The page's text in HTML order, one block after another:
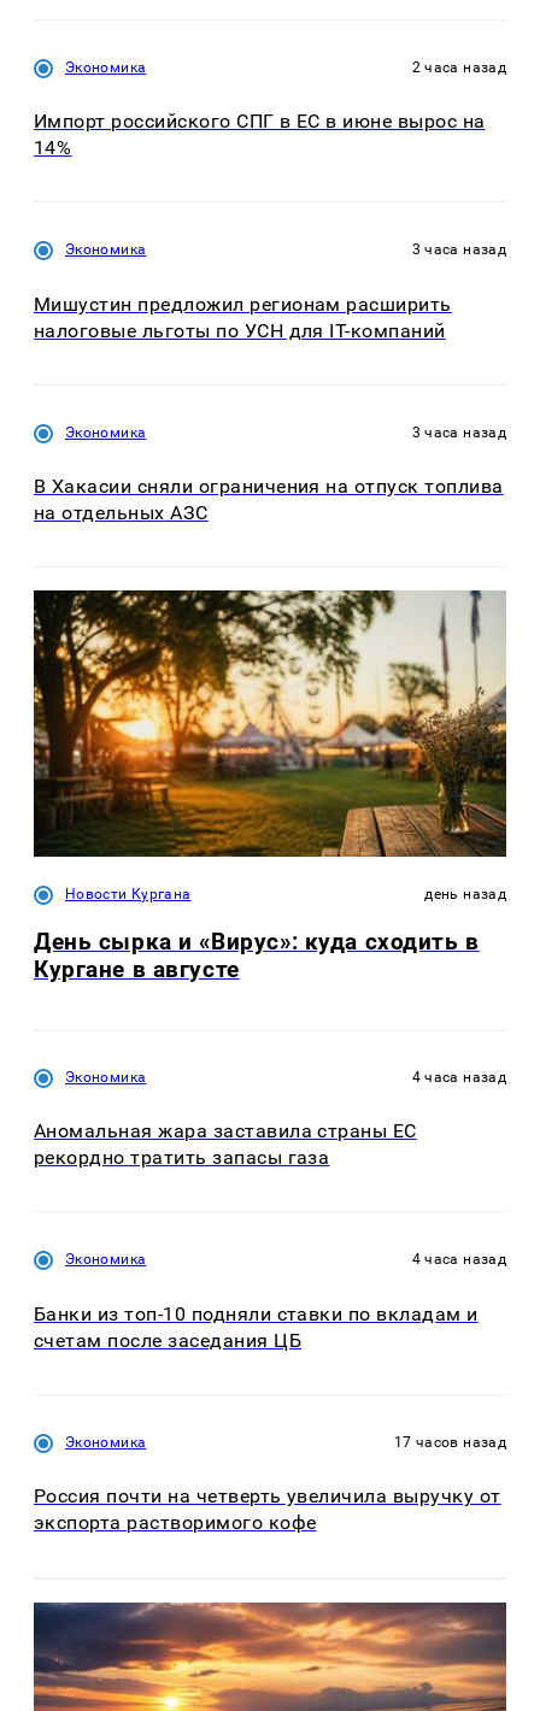
Экономика 2 часа назад
Импорт российского СПГ в ЕС в июне вырос на
14%
Экономика 3 часа назад
Мишустин предложил регионам расширить
налоговые льготы по УСН для IT-компаний
Экономика 3 часа назад
В Хакасии сняли ограничения на отпуск топлива
на отдельных АЗС
Новости Кургана день назад
День сырка и «Вирус»: куда сходить в
Кургане в августе
Экономика 4 часа назад
Аномальная жара заставила страны ЕС
рекордно тратить запасы газа
Экономика 4 часа назад
Банки из топ-10 подняли ставки по вкладам и
счетам после заседания ЦБ
Экономика 17 часов назад
Россия почти на четверть увеличила выручку от
экспорта растворимого кофе